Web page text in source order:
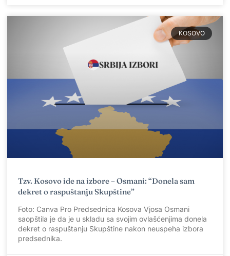
KOSOVO
Tzv. Kosovo ide na izbore – Osmani: “Donela sam
dekret o raspuštanju Skupštine”
Foto: Canva Pro Predsednica Kosova Vjosa Osmani
saopštila je da je u skladu sa svojim ovlašćenjima donela
dekret o raspuštanju Skupštine nakon neuspeha izbora
predsednika.